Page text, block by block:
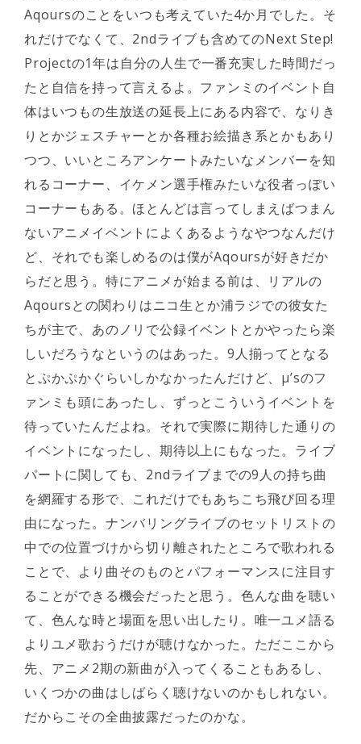
Aqoursのことをいつも考えていた4か月でした。そ
れだけでなくて、2ndライブも含めてのNext Step!
Projectの1年は自分の人生で一番充実した時間だっ
たと自信を持って言えるよ。ファンミのイベント自
体はいつもの生放送の延長上にある内容で、なりき
りとかジェスチャーとか各種お絵描き系とかもあり
つつ、いいところアンケートみたいなメンバーを知
れるコーナー、イケメン選手権みたいな役者っぽい
コーナーもある。ほとんどは言ってしまえばつまん
ないアニメイベントによくあるようなやつなんだけ
ど、それでも楽しめるのは僕がAqoursが好きだか
らだと思う。特にアニメが始まる前は、リアルの
Aqoursとの関わりはニコ生とか浦ラジでの彼女た
ちが主で、あのノリで公録イベントとかやったら楽
しいだろうなというのはあった。9人揃ってとなる
とぷかぷかぐらいしかなかったんだけど、μ’sのフ
ァンミも頭にあったし、ずっとこういうイベントを
待っていたんだよね。それで実際に期待した通りの
イベントになったし、期待以上にもなった。ライブ
パートに関しても、2ndライブまでの9人の持ち曲
を網羅する形で、これだけでもあちこち飛び回る理
由になった。ナンバリングライブのセットリストの
中での位置づけから切り離されたところで歌われる
ことで、より曲そのものとパフォーマンスに注目す
ることができる機会だったと思う。色んな曲を聴い
て、色んな時と場面を思い出したり。唯一ユメ語る
よりユメ歌おうだけが聴けなかった。ただここから
先、アニメ2期の新曲が入ってくることもあるし、
いくつかの曲はしばらく聴けないのかもしれない。
だからこその全曲披露だったのかな。